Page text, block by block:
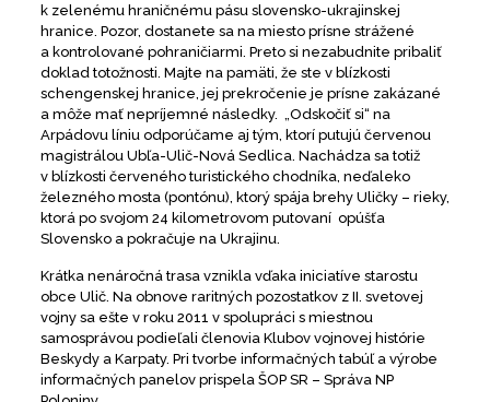
k zelenému hraničnému pásu slovensko-ukrajinskej
hranice. Pozor, dostanete sa na miesto prísne strážené
a kontrolované pohraničiarmi. Preto si nezabudnite pribaliť
doklad totožnosti. Majte na pamäti, že ste v blízkosti
schengenskej hranice, jej prekročenie je prísne zakázané
a môže mať nepríjemné následky. „Odskočiť si“ na
Arpádovu líniu odporúčame aj tým, ktorí putujú červenou
magistrálou Ubľa-Ulič-Nová Sedlica. Nachádza sa totiž
v blízkosti červeného turistického chodníka, neďaleko
železného mosta (pontónu), ktorý spája brehy Uličky – rieky,
ktorá po svojom 24 kilometrovom putovaní opúšťa
Slovensko a pokračuje na Ukrajinu.
Krátka nenáročná trasa vznikla vďaka iniciatíve starostu
obce Ulič. Na obnove raritných pozostatkov z II. svetovej
vojny sa ešte v roku 2011 v spolupráci s miestnou
samosprávou podieľali členovia Klubov vojnovej histórie
Beskydy a Karpaty. Pri tvorbe informačných tabúľ a výrobe
informačných panelov prispela ŠOP SR – Správa NP